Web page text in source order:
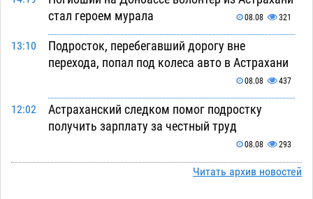
стал героем мурала
08.08 321
13:10
Подросток, перебегавший дорогу вне
перехода, попал под колеса авто в Астрахани
08.08 437
12:02
Астраханский следком помог подростку
получить зарплату за честный труд
08.08 293
Фаворитская ноша: астраханскиеЧитать архив новостей